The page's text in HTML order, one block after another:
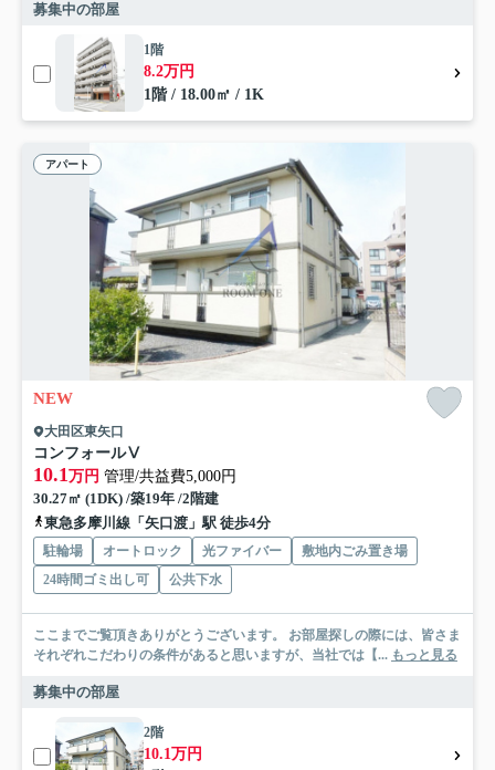
募集中の部屋
1階
8.2万円
1階 / 18.00㎡ / 1K
アパート
NEW
大田区東矢口
コンフォールⅤ
10.1万円 管理/共益費5,000円
30.27㎡ (1DK) /築19年 /2階建
東急多摩川線「矢口渡」駅 徒歩4分
駐輪場 オートロック 光ファイバー
敷地内ごみ置き場
24時間ゴミ出し可
公共下水
ここまでご覧頂きありがとうございます。 お部屋探しの際には、皆さま
それぞれこだわりの条件があると思いますが、当社では【... もっと見る
募集中の部屋
2階
10.1万円